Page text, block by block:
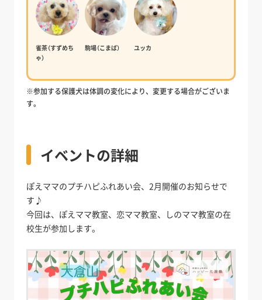
雀茶（すずめち
ゃ）
駒場（こまば） ユッカ
※参加する保護犬は体調の変化により、変更する場合がございま
す。
イベントの詳細
ぽえママのプチハピふれあい会、2月開催のお知らせで
す♪
今回は、ぽえママ教室、恋ママ教室、しのママ教室の在
校生が参加します。